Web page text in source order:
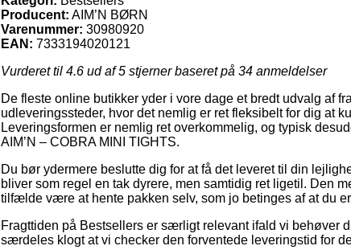
Producent: AIM’N BØRN
Varenummer: 30980920
EAN: 7333194020121
Vurderet til 4.6 ud af 5 stjerner baseret på 34 anmeldelser
De fleste online butikker yder i vore dage et bredt udvalg af
udleveringssteder, hvor det nemlig er ret fleksibelt for dig at
Leveringsformen er nemlig ret overkommelig, og typisk
AIM’N – COBRA MINI TIGHTS.
Du bør ydermere beslutte dig for at få det leveret til din
bliver som regel en tak dyrere, men samtidig ret ligetil. Den
tilfælde være at hente pakken selv, som jo betinges af at du
Fragttiden på Bestsellers er særligt relevant ifald vi behøver
særdeles klogt at vi checker den forventede leveringstid for